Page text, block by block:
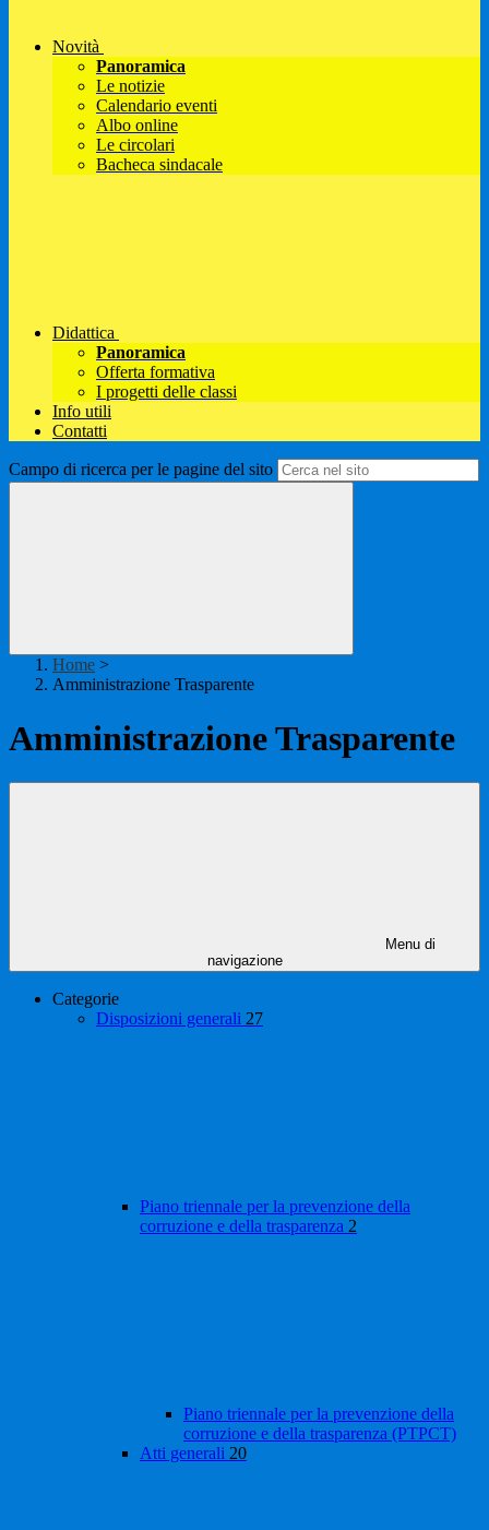
Novità
Panoramica
Le notizie
Calendario eventi
Albo online
Le circolari
Bacheca sindacale
Didattica
Panoramica
Offerta formativa
I progetti delle classi
Info utili
Contatti
Campo di ricerca per le pagine del sito
Home >
Amministrazione Trasparente
Amministrazione Trasparente
Menu di
navigazione
Categorie
Disposizioni generali 27
Piano triennale per la prevenzione della
corruzione e della trasparenza 2
Piano triennale per la prevenzione della
corruzione e della trasparenza (PTPCT)
Atti generali 20